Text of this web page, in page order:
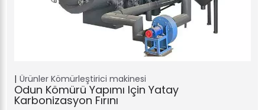
Ürünler Kömürleştirici makinesi
Odun Kömürü Yapımı Için Yatay
Karbonizasyon Fırını